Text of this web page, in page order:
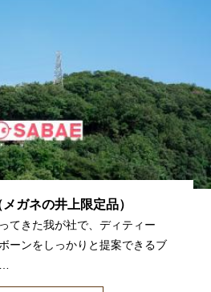
ガネの井上限定品）
てきた我が社で、ディティー
ーンをしっかりと提案できるブ